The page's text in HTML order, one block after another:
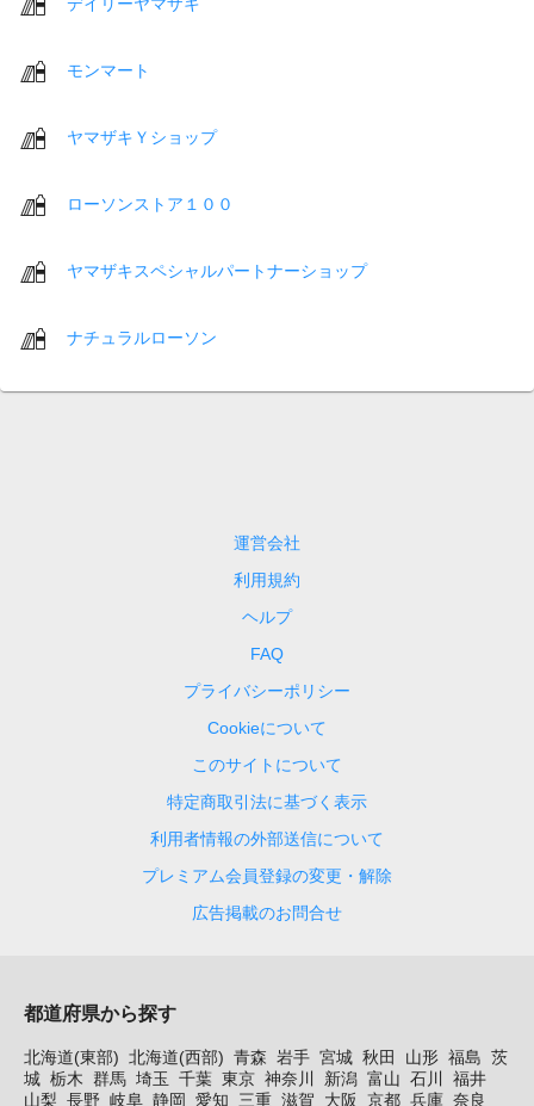
モンマート
ヤマザキＹショップ
ローソンストア１００
ヤマザキスペシャルパートナーショップ
ナチュラルローソン
運営会社
利用規約
ヘルプ
FAQ
プライバシーポリシー
Cookieについて
このサイトについて
特定商取引法に基づく表示
利用者情報の外部送信について
プレミアム会員登録の変更・解除
広告掲載のお問合せ
都道府県から探す
北海道(東部) 北海道(西部) 青森 岩手 宮城 秋田 山形 福島 茨
城 栃木 群馬 埼玉 千葉 東京 神奈川 新潟 富山 石川
福井
山梨 長野 岐阜 静岡 愛知 三重 滋賀 大阪 京都 兵庫 奈良